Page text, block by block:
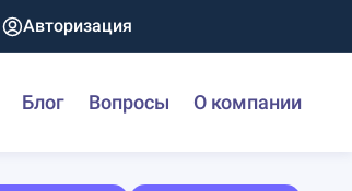
Авторизация
Блог Вопросы О компании